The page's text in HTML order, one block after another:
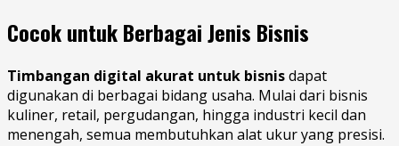
Cocok untuk Berbagai Jenis Bisnis
Timbangan digital akurat untuk bisnisdapat
digunakan di berbagai bidang usaha. Mulai dari bisnis
kuliner, retail, pergudangan, hingga industri kecil dan
menengah, semua membutuhkan alat ukur yang presisi.